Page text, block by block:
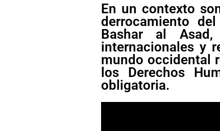
En un contexto
derrocamiento
Bashar al
internacionales y
mundo occidental
los Derechos
obligatoria.